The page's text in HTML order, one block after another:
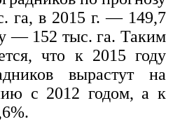
га, в 2015 г. — 149,7
— 152 тыс. га. Таким
что к 2015 году
вырастут на
с 2012 годом, а к